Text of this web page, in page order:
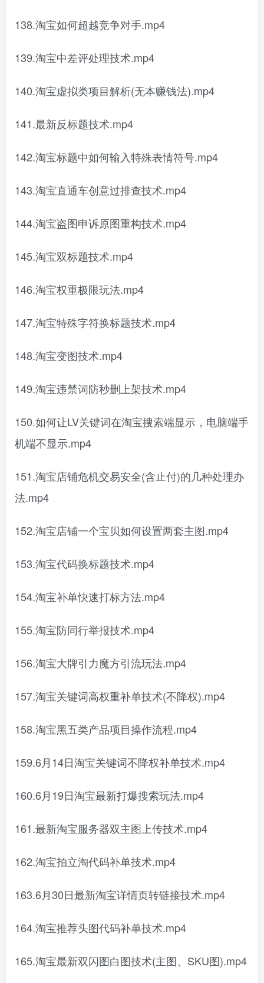
138.淘宝如何超越竞争对手.mp4
139.淘宝中差评处理技术.mp4
140.淘宝虚拟类项目解析(无本赚钱法).mp4
141.最新反标题技术.mp4
142.淘宝标题中如何输入特殊表情符号.mp4
143.淘宝直通车创意过排查技术.mp4
144.淘宝盗图申诉原图重构技术.mp4
145.淘宝双标题技术.mp4
146.淘宝权重极限玩法.mp4
147.淘宝特殊字符换标题技术.mp4
148.淘宝变图技术.mp4
149.淘宝违禁词防秒删上架技术.mp4
150.如何让LV关键词在淘宝搜索端显示，电脑端手
机端不显示.mp4
151.淘宝店铺危机交易安全(含止付)的几种处理办
法.mp4
152.淘宝店铺一个宝贝如何设置两套主图.mp4
153.淘宝代码换标题技术.mp4
154.淘宝补单快速打标方法.mp4
155.淘宝防同行举报技术.mp4
156.淘宝大牌引力魔方引流玩法.mp4
157.淘宝关键词高权重补单技术(不降权).mp4
158.淘宝黑五类产品项目操作流程.mp4
159.6月14日淘宝关键词不降权补单技术.mp4
160.6月19日淘宝最新打爆搜索玩法.mp4
161.最新淘宝服务器双主图上传技术.mp4
162.淘宝拍立淘代码补单技术.mp4
163.6月30日最新淘宝详情页转链接技术.mp4
164.淘宝推荐头图代码补单技术.mp4
165.淘宝最新双闪图白图技术(主图、SKU图).mp4